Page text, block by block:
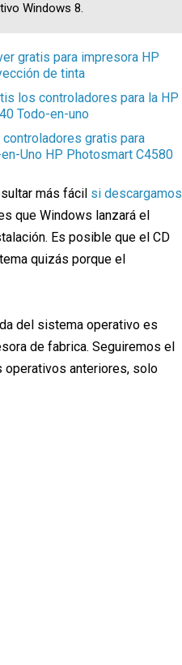
Windows 8.
gratis para impresora HP
de tinta
los controladores para la HP
Todo-en-uno
gratis para
Uno HP Photosmart C4580
más fácil si descargamos
que Windows lanzará el
Es posible que el CD
quizás porque el
del sistema operativo es
de fabrica. Seguiremos el
operativos anteriores, solo